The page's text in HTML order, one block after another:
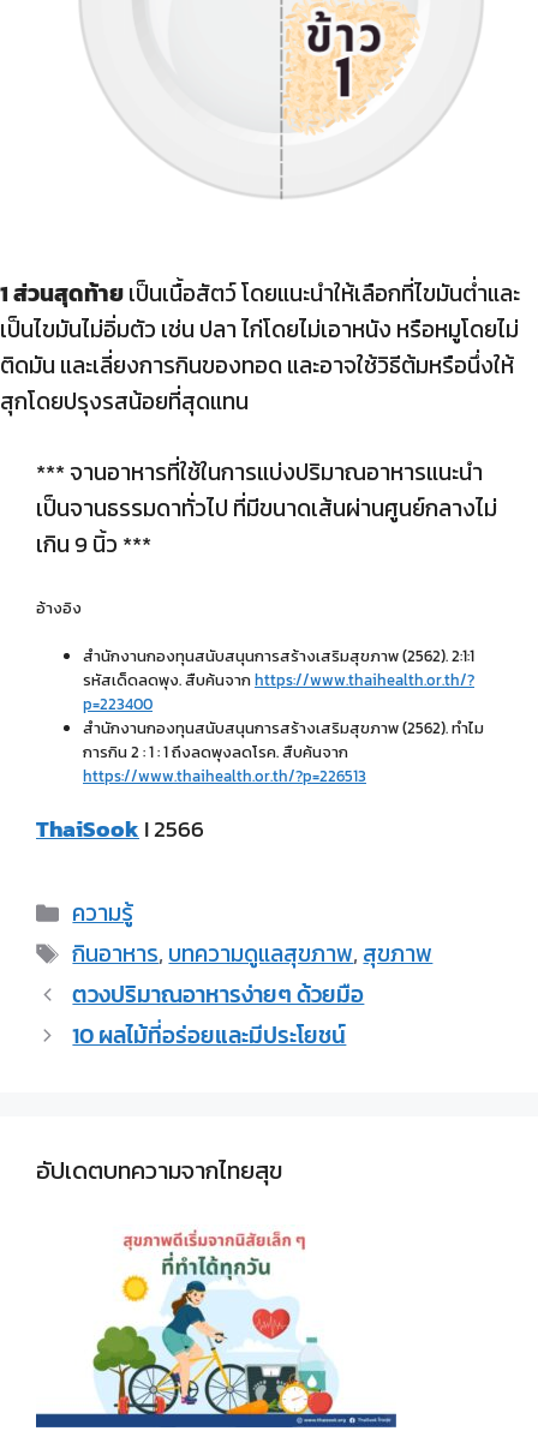
1 ส่วนสุดท้ายเป็นเนื้อสัตว์ โดยแนะนำให้เลือกที่ไขมันต่ำและ
เป็นไขมันไม่อิ่มตัว เช่น ปลา ไก่โดยไม่เอาหนัง หรือหมูโดยไม่
ติดมัน และเลี่ยงการกินของทอด และอาจใช้วิธีต้มหรือนึ่งให้
สุกโดยปรุงรสน้อยที่สุดแทน
*** จานอาหารที่ใช้ในการแบ่งปริมาณอาหารแนะนำ
เป็นจานธรรมดาทั่วไป ที่มีขนาดเส้นผ่านศูนย์กลางไม่
เกิน 9 นิ้ว ***
อ้างอิง
สำนักงานกองทุนสนับสนุนการสร้างเสริมสุขภาพ (2562). 2:1:1
รหัสเด็ดลดพุง. สืบค้นจากhttps://www.thaihealth.or.th/?
p=223400
สำนักงานกองทุนสนับสนุนการสร้างเสริมสุขภาพ (2562). ทำไม
การกิน 2 : 1 : 1 ถึงลดพุงลดโรค. สืบค้นจาก
https://www.thaihealth.or.th/?p=226513
ThaiSookI 2566
ความรู้
กินอาหาร,บทความดูแลสุขภาพ,สุขภาพ
ตวงปริมาณอาหารง่ายๆ ด้วยมือ
10 ผลไม้ที่อร่อยและมีประโยชน์
อัปเดตบทความจากไทยสุข